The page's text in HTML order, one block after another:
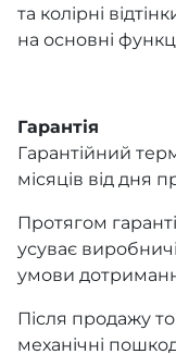
та колірні
на основні
Гарантія
Гарантійний
місяців від дня
Протягом
усуває
умови
Після продажу
механічні